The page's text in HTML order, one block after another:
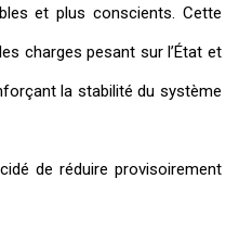
et plus conscients. Cette
charges pesant sur l’État et
la stabilité du système
de réduire provisoirement